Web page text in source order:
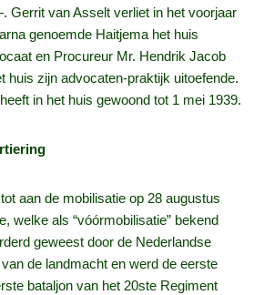
Gerrit van Asselt verliet in het voorjaar
genoemde Haitjema het huis
en Procureur Mr. Hendrik Jacob
huis zijn advocaten-praktijk uitoefende.
in het huis gewoond tot 1 mei 1939.
aan de mobilisatie op 28 augustus
welke als “vóórmobilisatie” bekend
geweest door de Nederlandse
de landmacht en werd de eerste
bataljon van het 20ste Regiment